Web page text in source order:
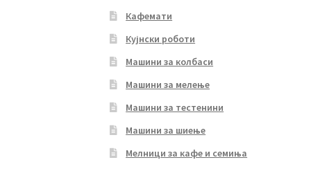
Кафемати
Кујнски роботи
Машини за колбаси
Машини за мелење
Машини за тестенини
Машини за шиење
Мелници за кафе и семиња